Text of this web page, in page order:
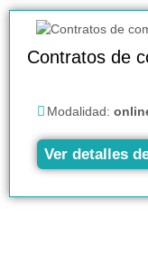
Contratos de
Modalidad:
Ver detalles